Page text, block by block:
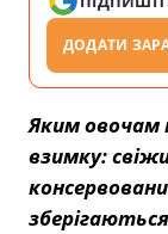
ДОДАТИ
Яким овочам
взимку: